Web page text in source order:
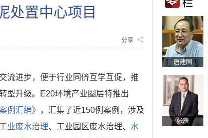
处置中心项目
分享
流进步，便于行业同侪互学互促，推
型升级。E20环境产业圈层特推出
例汇编》 ，汇集了近150例案例，涉及
工业废水治理、工业园区废水治理、 水
唐建国
张辰